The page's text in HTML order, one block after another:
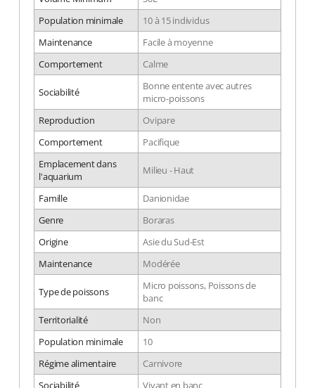
Population minimale
10 à 15 individus
Maintenance
Facile à moyenne
Comportement
Calme
Sociabilité
Bonne entente avec autres
micro-poissons
Reproduction
Ovipare
Comportement
Pacifique
Emplacement dans
l'aquarium
Milieu - Haut
Famille
Danionidae
Genre
Boraras
Origine
Asie du Sud-Est
Maintenance
Modérée
Type de poissons
Micro poissons, Poissons de
banc
Territorialité
Non
Population minimale
10
Régime alimentaire
Carnivore
Sociabilité
Vivant en banc